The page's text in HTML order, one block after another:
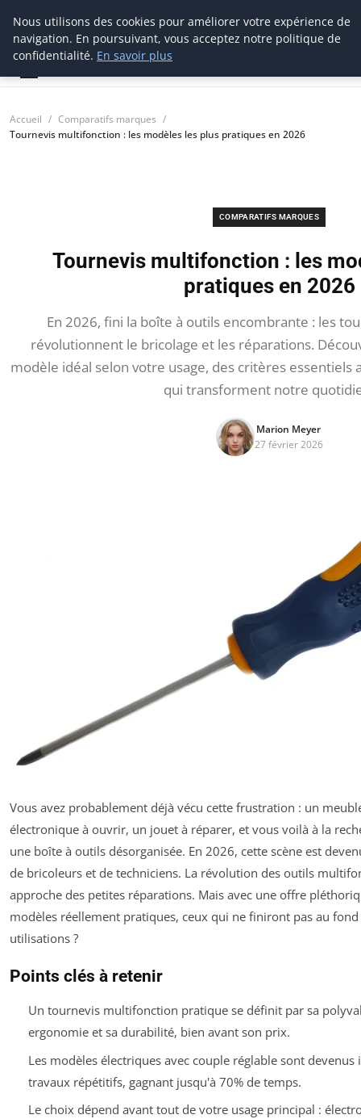
tournevis
malin
L'outil de l'aventurier
Accueil
Comparatifs marques
Tournevis multifonction : les modèles les plus pratiques en 2026
COMPARATIFS MARQUES
Tournevis multifonction : les
pratiques en 2026
En 2026, fini la boîte à outils encombrante : les
révolutionnent le bricolage et les réparations.
modèle idéal selon votre usage, des critères essentiels
qui transforment notre
Marion Meyer
27 février 2026
Vous avez probablement déjà vécu cette frustration : un
électronique à ouvrir, un jouet à réparer, et vous voilà à la
une boîte à outils désorganisée. En 2026, cette scène est
de bricoleurs et de techniciens. La révolution des outils
approche des petites réparations. Mais avec une offre
modèles réellement pratiques, ceux qui ne finiront pas au
utilisations ?
Points clés à retenir
Un tournevis multifonction pratique se définit par sa
ergonomie et sa durabilité, bien avant son prix.
Les modèles électriques avec couple réglable sont
travaux répétitifs, gagnant jusqu'à 70% de temps.
Le choix dépend avant tout de votre usage principal :
Nous utilisons des cookies pour améliorer votre expérience de
navigation. En poursuivant, vous acceptez notre politique de
confidentialité. En savoir plus